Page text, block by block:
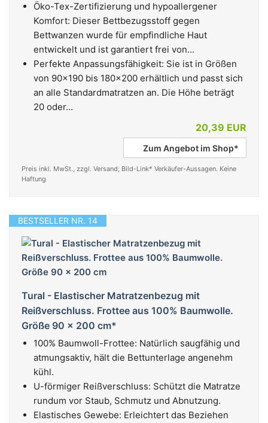
Öko-Tex-Zertifizierung und hypoallergener
Komfort: Dieser Bettbezugsstoff gegen
Bettwanzen wurde für empfindliche Haut
entwickelt und ist garantiert frei von...
Perfekte Anpassungsfähigkeit: Sie ist in Größen
von 90x190 bis 180x200 erhältlich und passt sich
an alle Standardmatratzen an. Die Höhe beträgt
20 oder...
20,39 EUR
Zum Angebot im Shop*
Preis inkl. MwSt., zzgl. Versand; Bild-Link* Verkäufer-Aussagen. Keine
Haftung
BESTSELLER NR. 14
Tural - Elastischer Matratzenbezug mit
Reißverschluss. Frottee aus 100% Baumwolle.
Größe 90 x 200 cm*
100% Baumwoll-Frottee: Natürlich saugfähig und
atmungsaktiv, hält die Bettunterlage angenehm
kühl.
U-förmiger Reißverschluss: Schützt die Matratze
rundum vor Staub, Schmutz und Abnutzung.
Elastisches Gewebe: Erleichtert das Beziehen